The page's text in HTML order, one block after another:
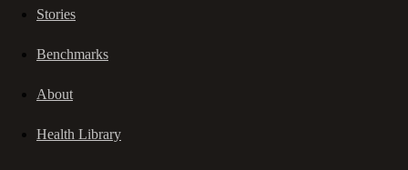
Stories
Benchmarks
About
Health Library